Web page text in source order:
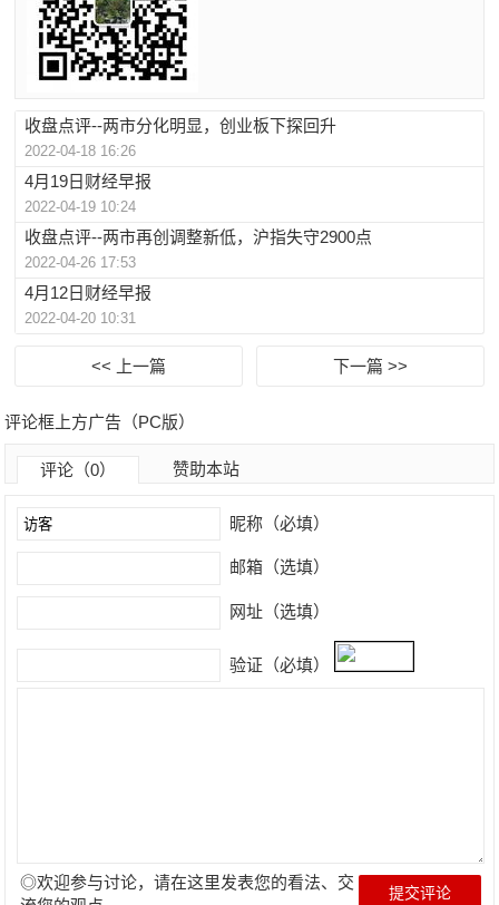
收盘点评--两市分化明显，创业板下探回升
2022-04-18 16:26
4月19日财经早报
2022-04-19 10:24
收盘点评--两市再创调整新低，沪指失守2900点
2022-04-26 17:53
4月12日财经早报
2022-04-20 10:31
<< 上一篇 下一篇 >>
评论框上方广告（PC版）
评论（0） 赞助本站
昵称（必填）
邮箱（选填）
网址（选填）
验证（必填）
◎欢迎参与讨论，请在这里发表您的看法、交